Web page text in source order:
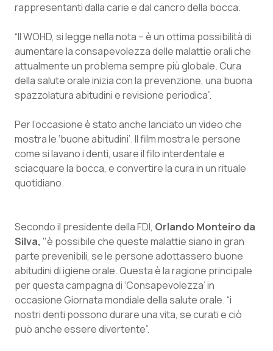
Lombardia
Marche
Molise
Provincia Autonoma di Bolzano
Provincia Autonoma di Trento
Sardegna
Sicilia
Toscana
Umbria
Dolore
Donna & Salute
Epatiti
Infezioni & Febbre
Ipertensione & Scompenso
Malattia di Crohn & Rettocolite Ulcerosa
Neuroscienze & patologie neurodegenerative
Obesità
Oftalmologia
rappresentanti dalla carie e dal cancro della bocca.
“Il WOHD, si legge nella nota – è un ottima possibilità di
aumentare la consapevolezza delle malattie orali che
attualmente un problema sempre più globale. Cura
della salute orale inizia con la prevenzione, una buona
spazzolatura abitudini e revisione periodica”.
Per l’occasione è stato anche lanciato un video che
mostra le ‘buone abitudini’. Il film mostra le persone
come si lavano i denti, usare il filo interdentale e
sciacquare la bocca, e convertire la cura in un rituale
quotidiano.
Secondo il presidente della FDI, Orlando Monteiro da
Silva, "è possibile che queste malattie siano in gran
parte prevenibili, se le persone adottassero buone
abitudini di igiene orale. Questa è la ragione principale
per questa campagna di ‘Consapevolezza’ in
occasione Giornata mondiale della salute orale. “i
nostri denti possono durare una vita, se curati e ciò
può anche essere divertente”.